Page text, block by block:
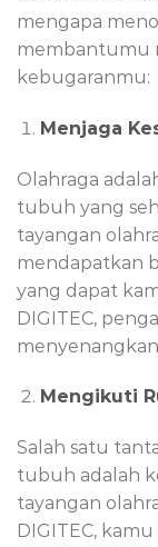
mengapa
membantumu
kebugaranmu:
Menjaga
Olahraga
tubuh yang
tayangan
mendapatkan
yang dapat
DIGITEC,
Mengikuti
Salah satu
tubuh adalah
tayangan
DIGITEC,